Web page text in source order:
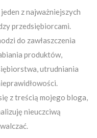
z najważniejszych
przedsiębiorcami.
do zawłaszczenia
produktów,
utrudniania
z treścią mojego bloga,
nieuczciwą